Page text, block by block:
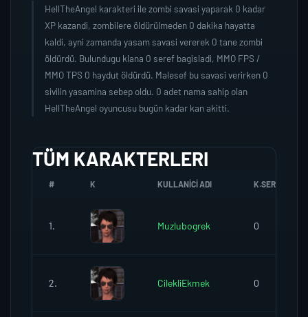
HellTheAngel karakteri ile zombi savasi yaparak 0 kadar
XP kazandi, zombilere öldürülmeden 0 dakika hayatta
kaldi, ayni zamanda yasam savasi vererek 0 tane zombi
öldürdü. Bulundugu klana 0 seref bagisladi, MMO FPS /
MMO TPS 0 haydut öldürdü. Malesef bu savasi verirken 0
sivilin yasamina sebep oldu. 0 adet nama sahip olan
HellTheAngel oyuncusu bugün kadar kan akitti.
TÜM KARAKTERLERI
# K KULLANICI ADI K.SEREFI
1. Muzlubogrek 0
2. CilekliEkmek 0